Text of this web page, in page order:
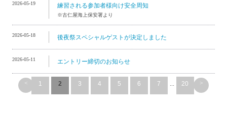
2026-05-19 練習される参加者様向け安全周知
※古仁屋海上保安署より
2026-05-18 後夜祭スペシャルゲストが決定しました
2026-05-11 エントリー締切のお知らせ
< 1 2 3 4 5 6 7 ... 20 >